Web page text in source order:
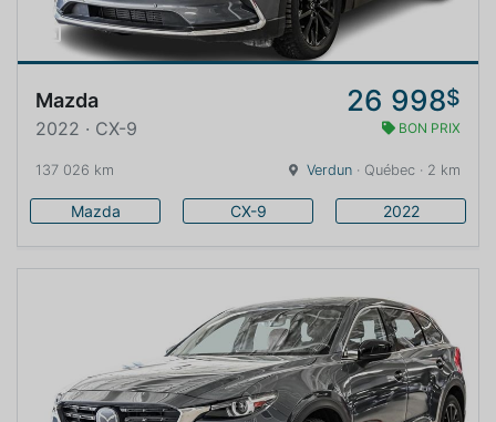
Mazda 26 998$
2022 · CX-9 BON PRIX
137 026 km Verdun · Québec · 2 km
Mazda CX-9 2022